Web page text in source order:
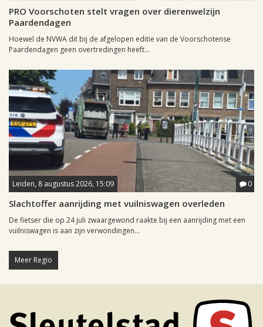
PRO Voorschoten stelt vragen over dierenwelzijn
Paardendagen
Hoewel de NVWA dit bij de afgelopen editie van de Voorschotense
Paardendagen geen overtredingen heeft...
Leiden, 8 augustus 2026, 15:09 0
Slachtoffer aanrijding met vuilniswagen overleden
De fietser die op 24 juli zwaargewond raakte bij een aanrijding met een
vuilniswagen is aan zijn verwondingen...
Meer Regio